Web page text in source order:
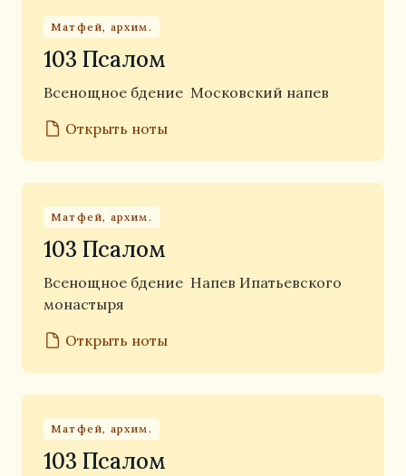
Матфей, архим.
103 Псалом
Всенощное бдение Московский напев
Открыть ноты
Матфей, архим.
103 Псалом
Всенощное бдение Напев Ипатьевского
монастыря
Открыть ноты
Матфей, архим.
103 Псалом